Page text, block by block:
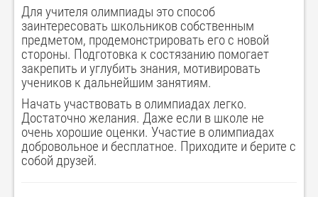
Для учителя олимпиады это способ
заинтересовать школьников собственным
предметом, продемонстрировать его с новой
стороны. Подготовка к состязанию помогает
закрепить и углубить знания, мотивировать
учеников к дальнейшим занятиям.
Начать участвовать в олимпиадах легко.
Достаточно желания. Даже если в школе не
очень хорошие оценки. Участие в олимпиадах
добровольное и бесплатное. Приходите и берите с
собой друзей.